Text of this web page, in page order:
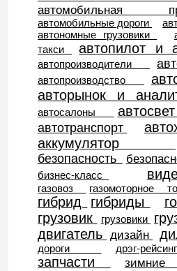
автомобильная
автомобильные дороги
автономные грузовики
такси
автопилот и
автопроизводители
автопроизводство
авторынок и
автосалоны
автотранспорт
аккумулятор
безопасность
бизнес-класс
газовоз газомоторное
гибрид гибриды
грузовик грузовики
двигатель
дизайн
дороги дрэг-
запчасти